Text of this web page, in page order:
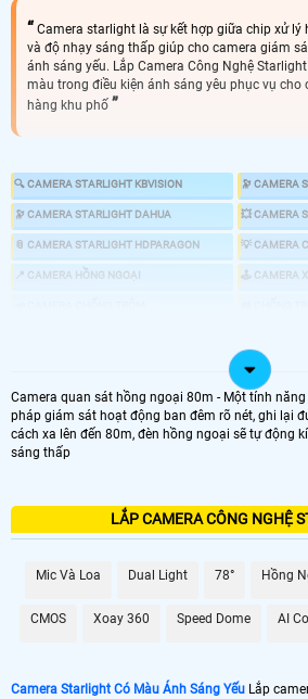
Camera starlight là sự kết hợp giữa chip xử lý
và độ nhạy sáng thấp giúp cho camera giám
ánh sáng yếu. Lắp Camera Công Nghệ
màu trong điều kiện ánh sáng yêu phục vụ cho
hàng khu phố
🔍 CAMERA STARLIGHT KBVISION 🔭 CAMERA
🔭 CAMERA STARLIGHT DAHUA 💥 CAMERA
📎 CAMERA STARLIGHT HDPARAGON 💡 CAMERA
📍 CAMERA HỒNG NGOẠI 🕹 CAMERA
🌜 TÌM HIỂU VỀ CMAERA STARLIGHT
🔆 Camera công nghệ Starlight là loại camera
Camera starlightnên dùng cho những
, kho hàng, nhà xưởng.
🌛 Camera Starlight kbvision
2.10.000 VNĐ HFW2230SP-S-S2
Camera quan sát hồng ngoại 80m - Một tính
pháp giám sát hoạt động ban đêm rõ nét, ghi lại
cách xa lên đến 80m, đèn hồng ngoại sẽ tự động
sáng thấp
LẮP CAMERA CÔNG NGHỆ
Mic Và Loa Dual Light 78° Hồng
CMOS Xoay 360 Speed Dome AI
Camera Starlight Có Màu Ánh Sáng Yếu Lắp